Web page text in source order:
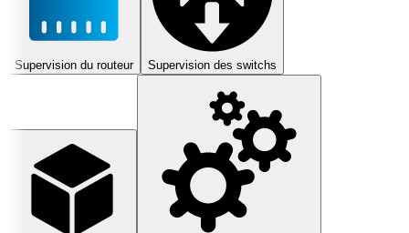
Supervision du routeur Supervision des switchs